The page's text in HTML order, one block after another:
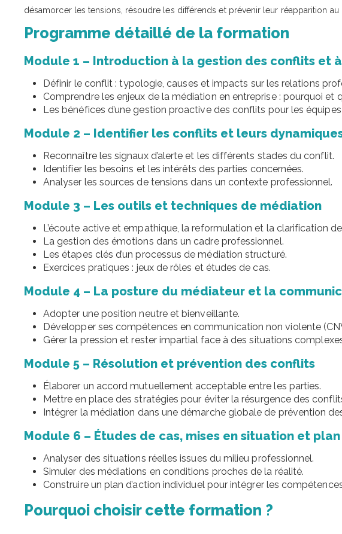
désamorcer les tensions, résoudre les différends et prévenir leur réapparition au
Programme détaillé de la formation
Module 1 – Introduction à la gestion des conflits et
Définir le conflit : typologie, causes et impacts sur les relations
Comprendre les enjeux de la médiation en entreprise : pourquoi et
Les bénéfices d’une gestion proactive des conflits pour les équipes
Module 2 – Identifier les conflits et leurs
Reconnaître les signaux d’alerte et les différents stades du conflit.
Identifier les besoins et les intérêts des parties concernées.
Analyser les sources de tensions dans un contexte professionnel.
Module 3 – Les outils et techniques de médiation
L’écoute active et empathique, la reformulation et la clarification
La gestion des émotions dans un cadre professionnel.
Les étapes clés d’un processus de médiation structuré.
Exercices pratiques : jeux de rôles et études de cas.
Module 4 – La posture du médiateur et la
Adopter une position neutre et bienveillante.
Développer ses compétences en communication non violente
Gérer la pression et rester impartial face à des situations
Module 5 – Résolution et prévention des conflits
Élaborer un accord mutuellement acceptable entre les parties.
Mettre en place des stratégies pour éviter la résurgence des
Intégrer la médiation dans une démarche globale de prévention
Module 6 – Études de cas, mises en situation et plan
Analyser des situations réelles issues du milieu professionnel.
Simuler des médiations en conditions proches de la réalité.
Construire un plan d’action individuel pour intégrer les
Pourquoi choisir cette formation ?